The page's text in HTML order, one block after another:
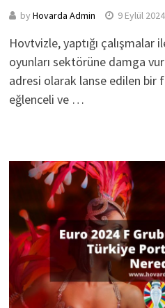
by Hovarda Admin 9 Eylül 2024
Hovtvizle, yaptığı çalışmalar
oyunları sektörüne damga
adresi olarak lanse edilen bir
eğlenceli ve …